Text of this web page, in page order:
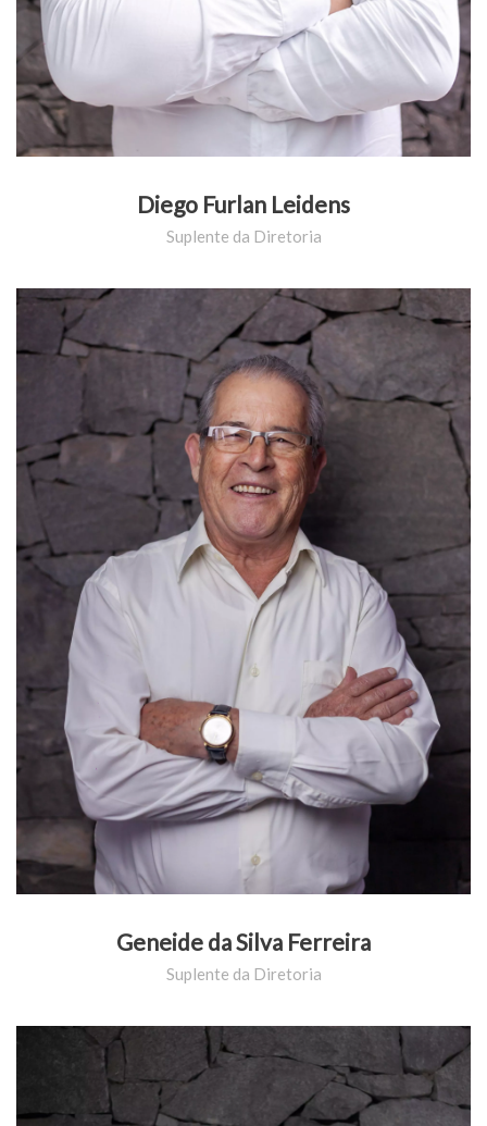
Diego Furlan Leidens
Suplente da Diretoria
Geneide da Silva Ferreira
Suplente da Diretoria